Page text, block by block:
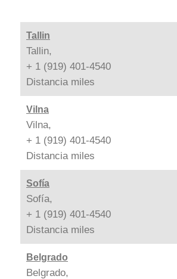
Tallin
Tallin,
+ 1 (919) 401-4540
Distancia miles
Vilna
Vilna,
+ 1 (919) 401-4540
Distancia miles
Sofía
Sofía,
+ 1 (919) 401-4540
Distancia miles
Belgrado
Belgrado,